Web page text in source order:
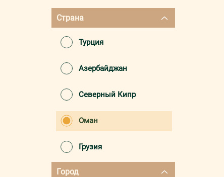
Страна
Турция
Азербайджан
Северный Кипр
Оман
Грузия
Город